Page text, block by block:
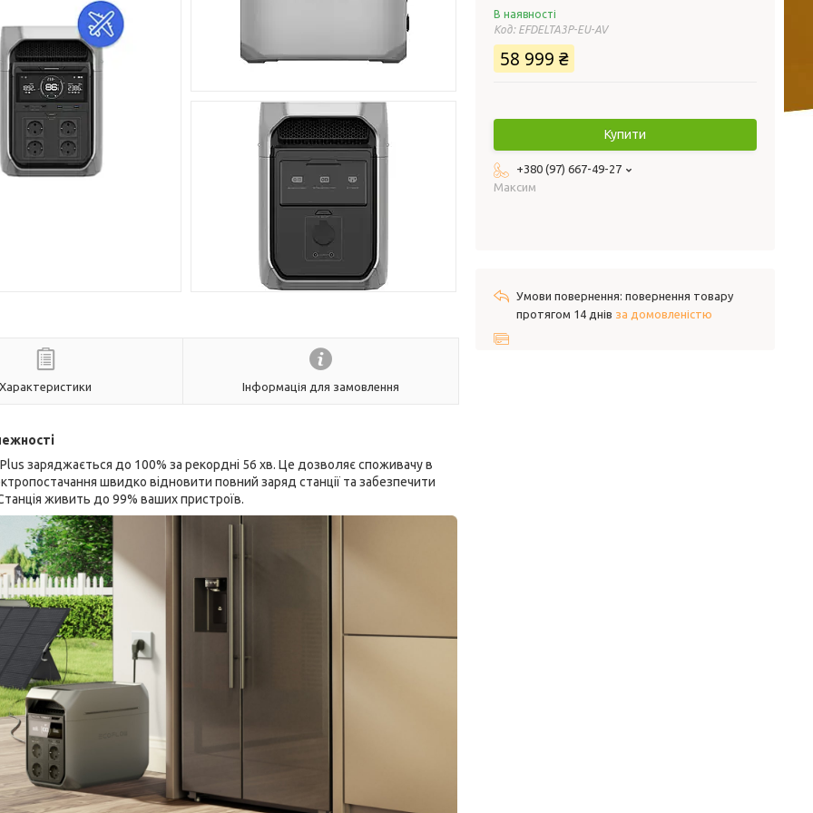
Характеристики Інформація для замовлення
заряджається до 100% за рекордні 56 хв. Це дозволяє споживачу в
швидко відновити повний заряд станції та забезпечити
живить до 99% ваших пристроїв.
В наявності
Код: EFDELTA3P-EU-AV
58 999 ₴
Купити
+380 (97) 667-49-27
Максим
повернення товару
протягом 14 днів за домовленістю